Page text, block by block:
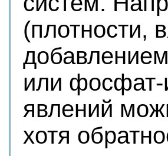
(плотности,
или фосфат-
явлений
хотя